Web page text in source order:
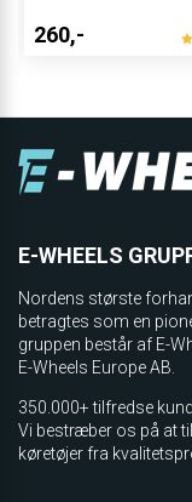
260,-
E-WHEELS
Nordens største
betragtes som en
gruppen består af E-
E-Wheels Europe AB.
350.000+ tilfredse
Vi bestræber os på at
køretøjer fra